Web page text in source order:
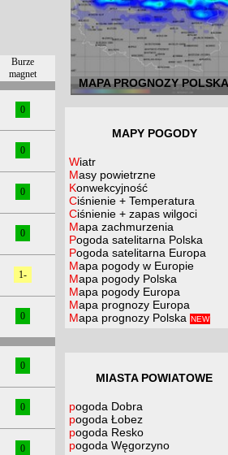
Burze
magnet
0
0
0
0
1-
0
0
0
0
MAPA PROGNOZY POLSKA
MAPY POGODY
Wiatr
Masy powietrzne
Konwekcyjność
Ciśnienie + Temperatura
Ciśnienie + zapas wilgoci
Mapa zachmurzenia
Pogoda satelitarna Polska
Pogoda satelitarna Europa
Mapa pogody w Europie
Mapa pogody Polska
Mapa pogody Europa
Mapa prognozy Europa
Mapa prognozy Polska NEW
MIASTA POWIATOWE
pogoda Dobra
pogoda Łobez
pogoda Resko
pogoda Węgorzyno